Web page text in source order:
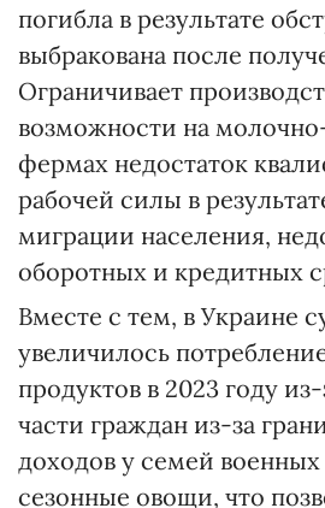
погибла в результате
выбракована после
Ограничивает
возможности на
фермах недостаток
рабочей силы в
миграции населения,
оборотных и кредитных
Вместе с тем, в Украине
увеличилось
продуктов в 2023 году
части граждан из-за
доходов у семей
сезонные овощи, что